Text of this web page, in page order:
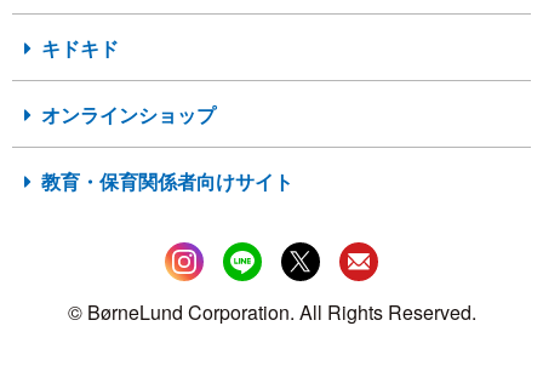
キドキド
オンラインショップ
教育・保育関係者向けサイト
© BørneLund Corporation. All Rights Reserved.